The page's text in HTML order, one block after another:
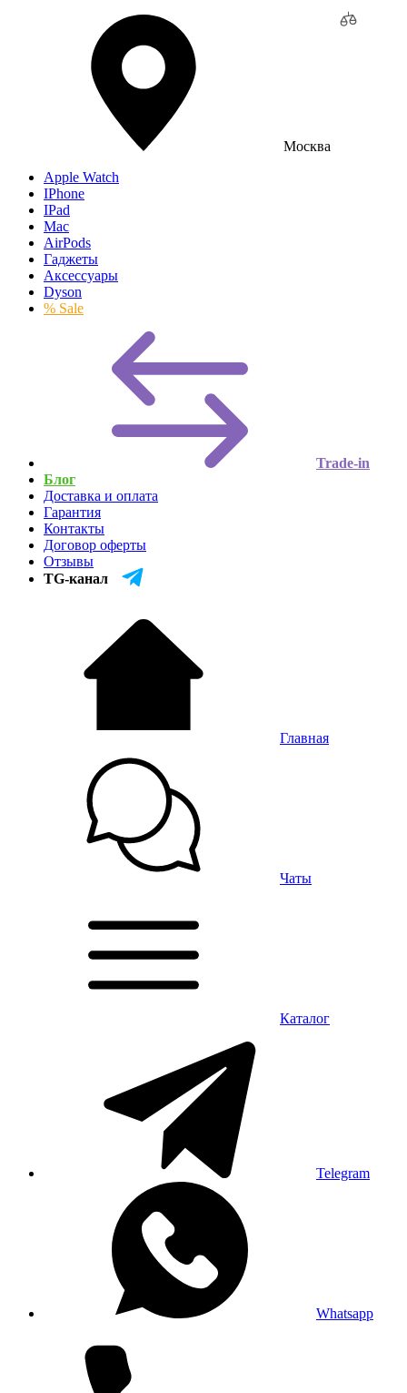
Москва
Apple Watch
IPhone
IPad
Mac
AirPods
Гаджеты
Аксессуары
Dyson
% Sale
Trade-in
Блог
Доставка и оплата
Гарантия
Контакты
Договор оферты
Отзывы
TG-канал
Главная
Чаты
Каталог
Telegram
Whatsapp